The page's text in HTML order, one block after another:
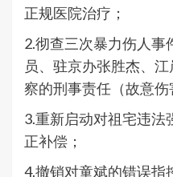
正规医院治疗；
2.彻查三次暴力伤人事
员、驻京办张胜杰、
察的刑事责任（故意伤
3.重新启动对祖宅违法
正补偿；
4.撤销对童斌的错误指